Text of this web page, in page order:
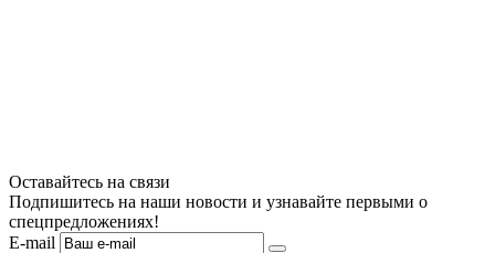
Оставайтесь на связи
Подпишитесь на наши новости и узнавайте первыми о
спецпредложениях!
E-mail